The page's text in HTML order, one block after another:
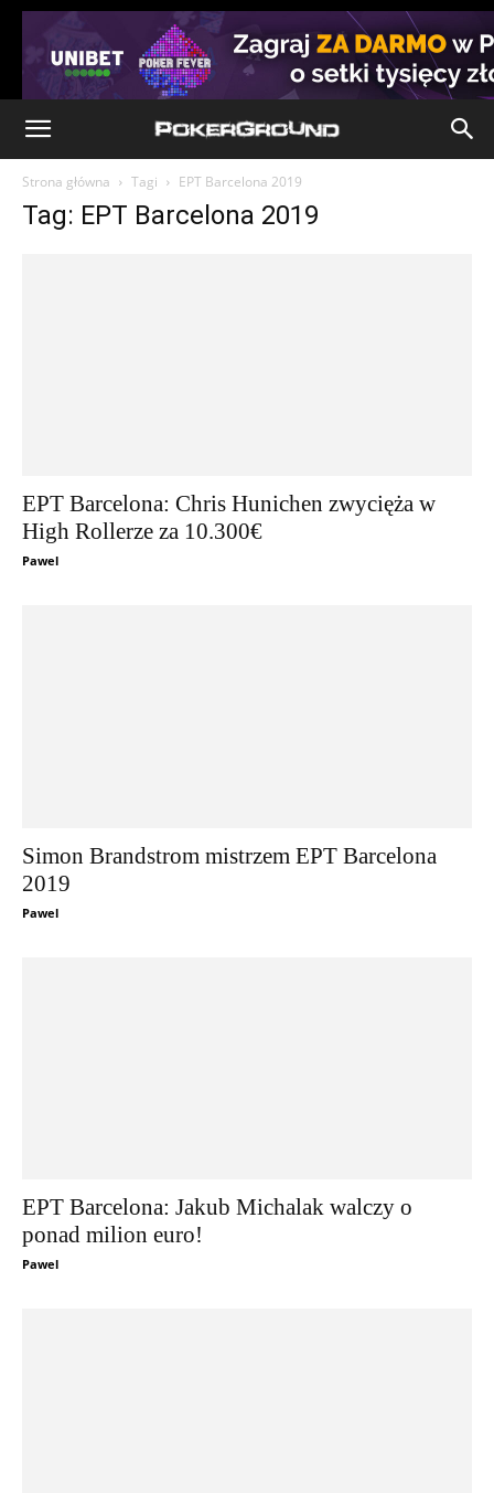
Strona główna Tagi EPT Barcelona 2019
Tag: EPT Barcelona 2019
EPT Barcelona: Chris Hunichen zwycięża w
High Rollerze za 10.300€
Pawel
Simon Brandstrom mistrzem EPT Barcelona
2019
Pawel
EPT Barcelona: Jakub Michalak walczy o
ponad milion euro!
Pawel